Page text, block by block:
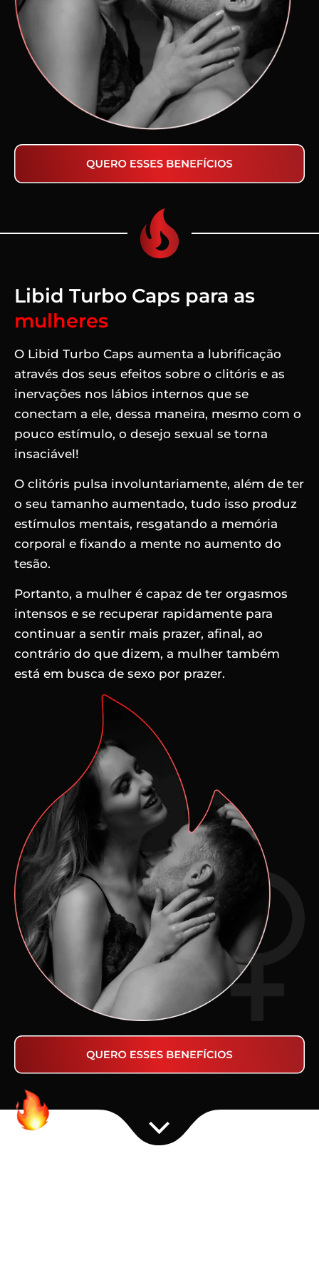
Libid Turbo Caps para as
mulheres
O Libid Turbo Caps aumenta a lubrificação
através dos seus efeitos sobre o clitóris e as
inervações nos lábios internos que se
conectam a ele, dessa maneira, mesmo com o
pouco estímulo, o desejo sexual se torna
insaciável!
O clitóris pulsa involuntariamente, além de ter
o seu tamanho aumentado, tudo isso produz
estímulos mentais, resgatando a memória
corporal e fixando a mente no aumento do
tesão.
Portanto, a mulher é capaz de ter orgasmos
intensos e se recuperar rapidamente para
continuar a sentir mais prazer, afinal, ao
contrário do que dizem, a mulher também
está em busca de sexo por prazer.